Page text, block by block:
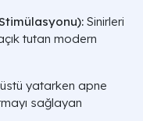
Sinirleri
tutan modern
yatarken apne
sağlayan